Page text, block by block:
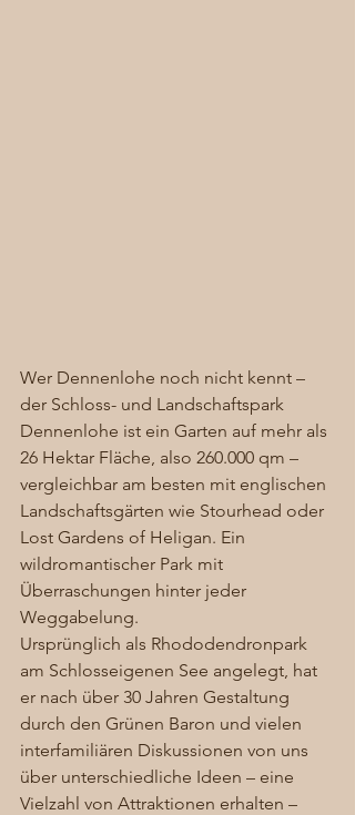
Wer Dennenlohe noch nicht kennt –
der Schloss- und Landschaftspark
Dennenlohe ist ein Garten auf mehr als
26 Hektar Fläche, also 260.000 qm –
vergleichbar am besten mit englischen
Landschaftsgärten wie Stourhead oder
Lost Gardens of Heligan. Ein
wildromantischer Park mit
Überraschungen hinter jeder
Weggabelung.
Ursprünglich als Rhododendronpark
am Schlosseigenen See angelegt, hat
er nach über 30 Jahren Gestaltung
durch den Grünen Baron und vielen
interfamiliären Diskussionen von uns
über unterschiedliche Ideen – eine
Vielzahl von Attraktionen erhalten –